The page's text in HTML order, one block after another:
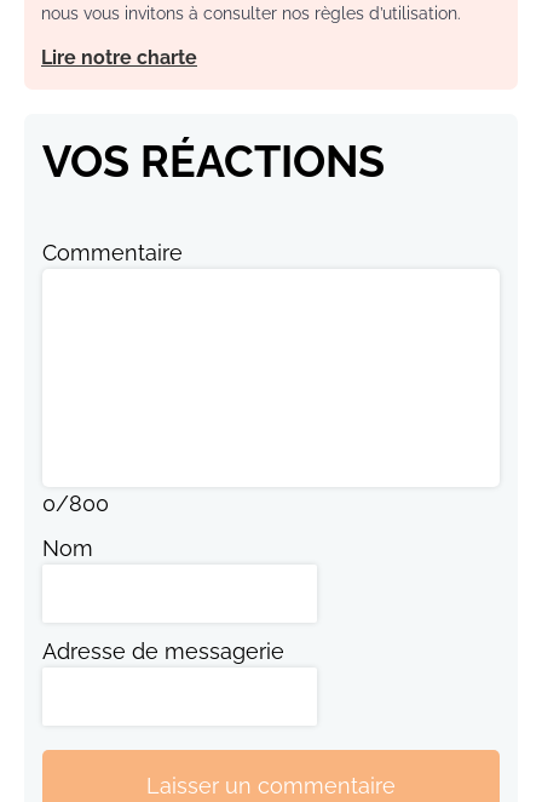
nous vous invitons à consulter nos règles d’utilisation.
Lire notre charte
VOS RÉACTIONS
Commentaire
0/800
Nom
Adresse de messagerie
Laisser un commentaire